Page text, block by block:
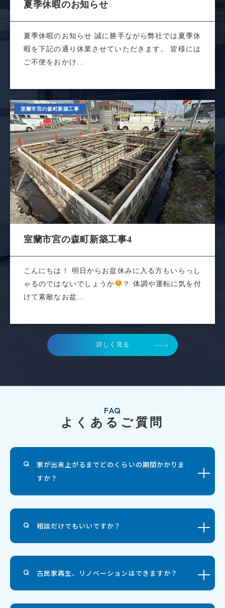
夏季休暇のお知らせ
夏季休暇のお知らせ 誠に勝手ながら弊社では夏季休
暇を下記の通り休業させていただきます。 皆様には
ご不便をおかけ...
室蘭市宮の森町新築工事
室蘭市宮の森町新築工事4
こんにちは！ 明日からお盆休みに入る方もいらっし
ゃるのではないでしょうか
？ 体調や運転に気を付
けて素敵なお盆...
詳しく見る
FAQ
よくあるご質問
家が出来上がるまでどのくらいの期間かかりま
すか？
相談だけでもいいですか？
古民家再生、リノベーションはできますか？